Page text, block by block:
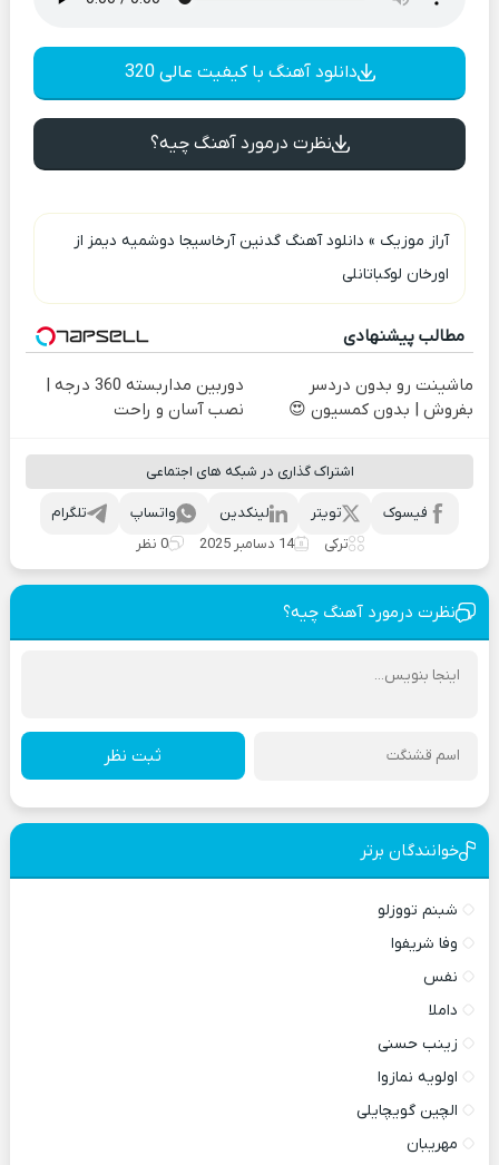
دانلود آهنگ با کیفیت عالی 320
نظرت درمورد آهنگ چیه؟
آراز موزیک » دانلود آهنگ گدنین آرخاسیجا دوشمیه دیمز از
اورخان لوکباتانلی
مطالب پیشنهادی
ماشینت رو بدون دردسر
بفروش | بدون کمسیون 😍
دوربین مداربسته 360 درجه |
نصب آسان و راحت
اشتراک گذاری در شبکه های اجتماعی
تلگرام واتساپ لینکدین تویتر
فیسوک
ترکی
14 دسامبر 2025 0 نظر
نظرت درمورد آهنگ چیه؟
ثبت نظر
خوانندگان برتر
شبنم تووزلو
وفا شریفوا
نفس
داملا
زینب حسنی
اولویه نمازوا
الچین گویچایلی
مهریبان